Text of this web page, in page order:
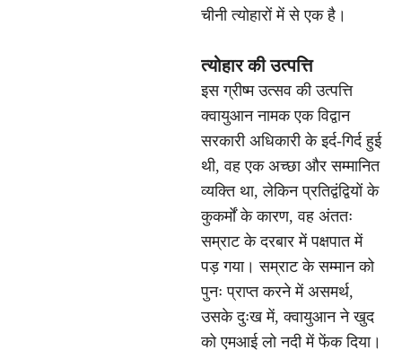
चीनी त्योहारों में से एक है।
त्योहार की उत्पत्ति
इस ग्रीष्म उत्सव की उत्पत्ति
क्वायुआन नामक एक विद्वान
सरकारी अधिकारी के इर्द-गिर्द हुई
थी, वह एक अच्छा और सम्मानित
व्यक्ति था, लेकिन प्रतिद्वंद्वियों के
कुकर्मों के कारण, वह अंततः
सम्राट के दरबार में पक्षपात में
पड़ गया। सम्राट के सम्मान को
पुनः प्राप्त करने में असमर्थ,
उसके दुःख में, क्वायुआन ने खुद
को एमआई लो नदी में फेंक दिया।